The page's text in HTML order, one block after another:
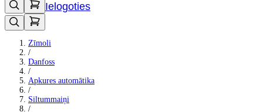
Ielogoties
Zīmoli
/
Danfoss
/
Apkures automātika
/
Siltummaiņi
/